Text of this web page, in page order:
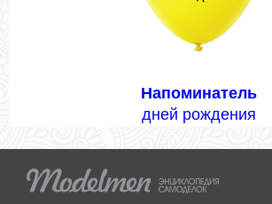
Напоминатель
дней рождения